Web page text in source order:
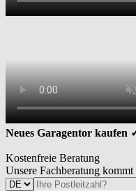
Neues Garagentor
Kostenfreie Beratung
Unsere Fachberatung